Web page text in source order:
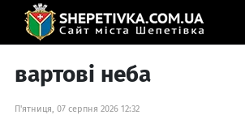
вартові неба
П'ятниця, 07 серпня 2026 12:32